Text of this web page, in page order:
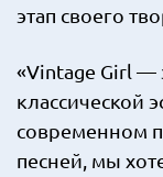
этап своего
«Vintage Girl —
классической
современном
песней, мы